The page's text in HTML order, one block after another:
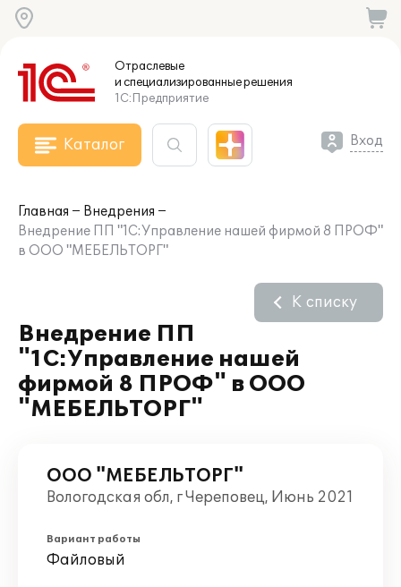
Отраслевые
и специализированныерешения
1С:Предприятие
Каталог Вход
Главная
Внедрения
Внедрение ПП "1С:Управление нашей фирмой 8 ПРОФ"
в ООО "МЕБЕЛЬТОРГ"
Внедрение ПП
"1С:Управление нашей
фирмой 8 ПРОФ" в ООО
"МЕБЕЛЬТОРГ"
К списку
ООО "МЕБЕЛЬТОРГ"
Вологодская обл, г Череповец, Июнь 2021
Вариант работы
Файловый